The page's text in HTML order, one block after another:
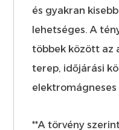
és gyakran
lehetséges. A
többek között az
terep, időjárási
elektromágneses
**A törvény